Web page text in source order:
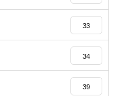
33
34
39